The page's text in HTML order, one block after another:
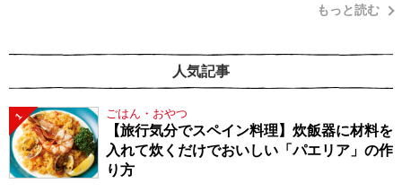
もっと読む
人気記事
1 ごはん・おやつ
【旅行気分でスペイン料理】炊飯器に材料を
入れて炊くだけでおいしい「パエリア」の作
り方